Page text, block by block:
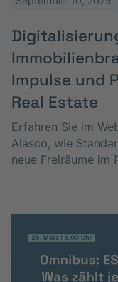
Impulse und
Real Estate
Erfahren Sie im
Alasco, wie
neue Freiräume im